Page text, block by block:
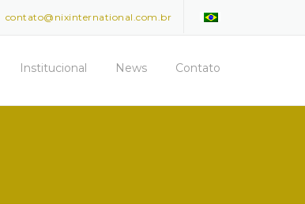
contato@nixinternational.com.br
Institucional News Contato